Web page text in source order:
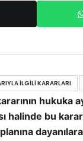
hukuka
halinde bu
İLGILI KARARLARI